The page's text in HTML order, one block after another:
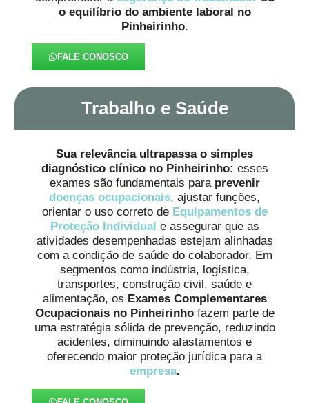
o equilíbrio do ambiente laboral no
Pinheirinho.
FALE CONOSCO
Trabalho e Saúde
Sua relevância ultrapassa o simples
diagnóstico clínico no Pinheirinho: esses
exames são fundamentais para prevenir
doenças ocupacionais, ajustar funções,
orientar o uso correto de Equipamentos de
Proteção Individual e assegurar que as
atividades desempenhadas estejam alinhadas
com a condição de saúde do colaborador. Em
segmentos como indústria, logística,
transportes, construção civil, saúde e
alimentação, os Exames Complementares
Ocupacionais no Pinheirinhofazem parte de
uma estratégia sólida de prevenção, reduzindo
acidentes, diminuindo afastamentos e
oferecendo maior proteção jurídica para a
empresa.